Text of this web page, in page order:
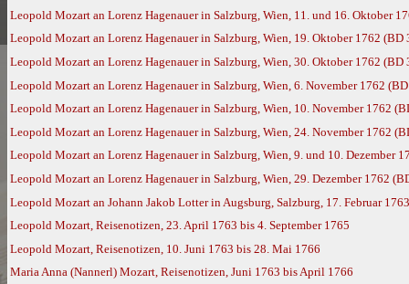
Leopold Mozart an Lorenz Hagenauer in Salzburg, Wien, 11. und 16. Oktober
Leopold Mozart an Lorenz Hagenauer in Salzburg, Wien, 19. Oktober 1762 (BD
Leopold Mozart an Lorenz Hagenauer in Salzburg, Wien, 30. Oktober 1762 (BD
Leopold Mozart an Lorenz Hagenauer in Salzburg, Wien, 6. November 1762
Leopold Mozart an Lorenz Hagenauer in Salzburg, Wien, 10. November 1762
Leopold Mozart an Lorenz Hagenauer in Salzburg, Wien, 24. November 1762
Leopold Mozart an Lorenz Hagenauer in Salzburg, Wien, 9. und 10. Dezember
Leopold Mozart an Lorenz Hagenauer in Salzburg, Wien, 29. Dezember 1762
Leopold Mozart an Johann Jakob Lotter in Augsburg, Salzburg, 17. Februar
Leopold Mozart, Reisenotizen, 23. April 1763 bis 4. September 1765
Leopold Mozart, Reisenotizen, 10. Juni 1763 bis 28. Mai 1766
Maria Anna (Nannerl) Mozart, Reisenotizen, Juni 1763 bis April 1766